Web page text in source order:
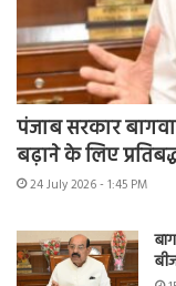
पंजाब सरकार
बढ़ाने के लिए
24 July 2026 - 1:45 PM